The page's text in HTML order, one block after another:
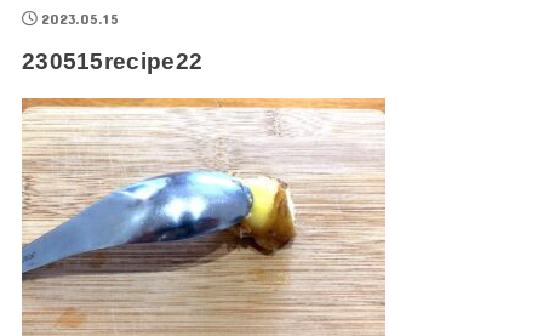
2023.05.15
230515recipe22